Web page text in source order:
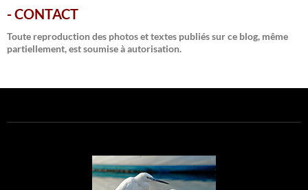
-CONTACT
Toute reproduction des photos et textes publiés sur ce blog, même
partiellement, est soumise à autorisation.